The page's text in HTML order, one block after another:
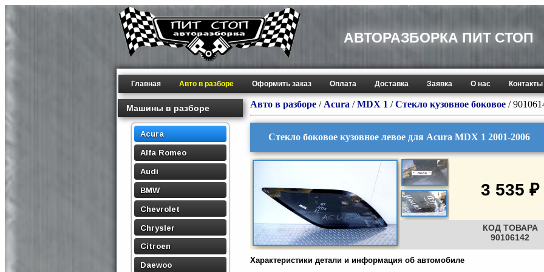
АВТОРАЗБОРКА ПИТ СТОП
Главная Авто в разборе Оформить заказ Оплата Доставка Заявка О нас Контакты
Машины в разборе
Acura
Alfa Romeo
Audi
BMW
Chevrolet
Chrysler
Citroen
Daewoo
Авто в разборе / Acura /MDX 1 /Стекло кузовное боковое /
Стекло боковое кузовное левое для Acura MDX 1 2001-2006
3 535 ₽
КОД ТОВАРА
90106142
Характеристики детали и информация об автомобиле